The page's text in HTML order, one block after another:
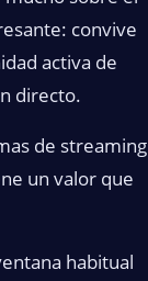
convive
activa de
directo.
de streaming
un valor que
habitual